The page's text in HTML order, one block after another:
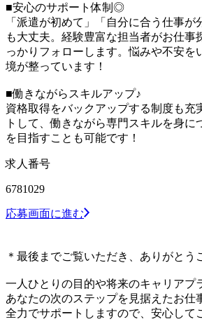
■安心のサポート体制◎
「派遣が初めて」「自分に合う仕事
も大丈夫。経験豊富な担当者がお仕事
っかりフォローします。悩みや不安を
境が整っています！
■働きながらスキルアップ♪
資格取得をバックアップする制度も充
トして、働きながら専門スキルを身に
を目指すことも可能です！
求人番号
6781029
応募画面に進む
＊最後までご覧いただき、ありがとう
一人ひとりの目的や将来のキャリアプ
あなたの次のステップを見据えたお仕
全力でサポートしますので、安心し